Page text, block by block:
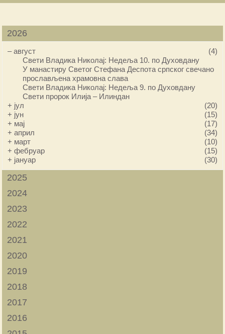
2026
–август
(4)
Свети Владика Николај: Недеља 10. по Духовдану
У манастиру Светог Стефана Деспота српског свечано
прослављена храмовна слава
Свети Владика Николај: Недеља 9. по Духовдану
Свети пророк Илија – Илиндан
+ јул
(20)
+ јун
(15)
+ мај
(17)
+април
(34)
+ март
(10)
+фебруар
(15)
+ јануар (30)
2025
2024
2023
2022
2021
2020
2019
2018
2017
2016